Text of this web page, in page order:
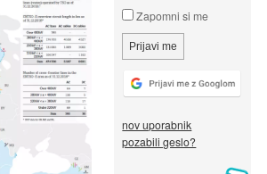
Zapomni si me
nov uporabnik
pozabili geslo?